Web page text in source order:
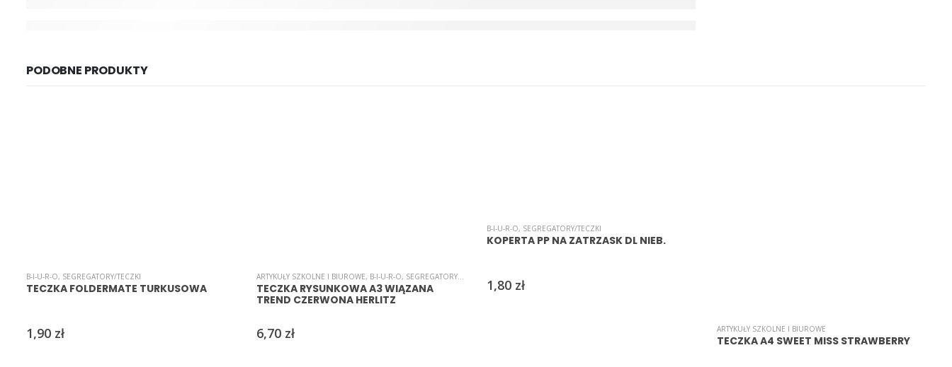
PODOBNE PRODUKTY
B-I-U-R-O, SEGREGATORY/TECZKI
TECZKA FOLDERMATE TURKUSOWA
1,90 zł
ARTYKUŁY SZKOLNE I BIUROWE, B-I-U-R-O, SEGREGATORY/TECZKI
TECZKA RYSUNKOWA A3 WIĄZANA
TREND CZERWONA HERLITZ
6,70 zł
B-I-U-R-O, SEGREGATORY/TECZKI
KOPERTA PP NA ZATRZASK DL NIEB.
1,80 zł
ARTYKUŁY SZKOLNE I BIUROWE
TECZKA A4 SWEET MISS STRAWBERRY